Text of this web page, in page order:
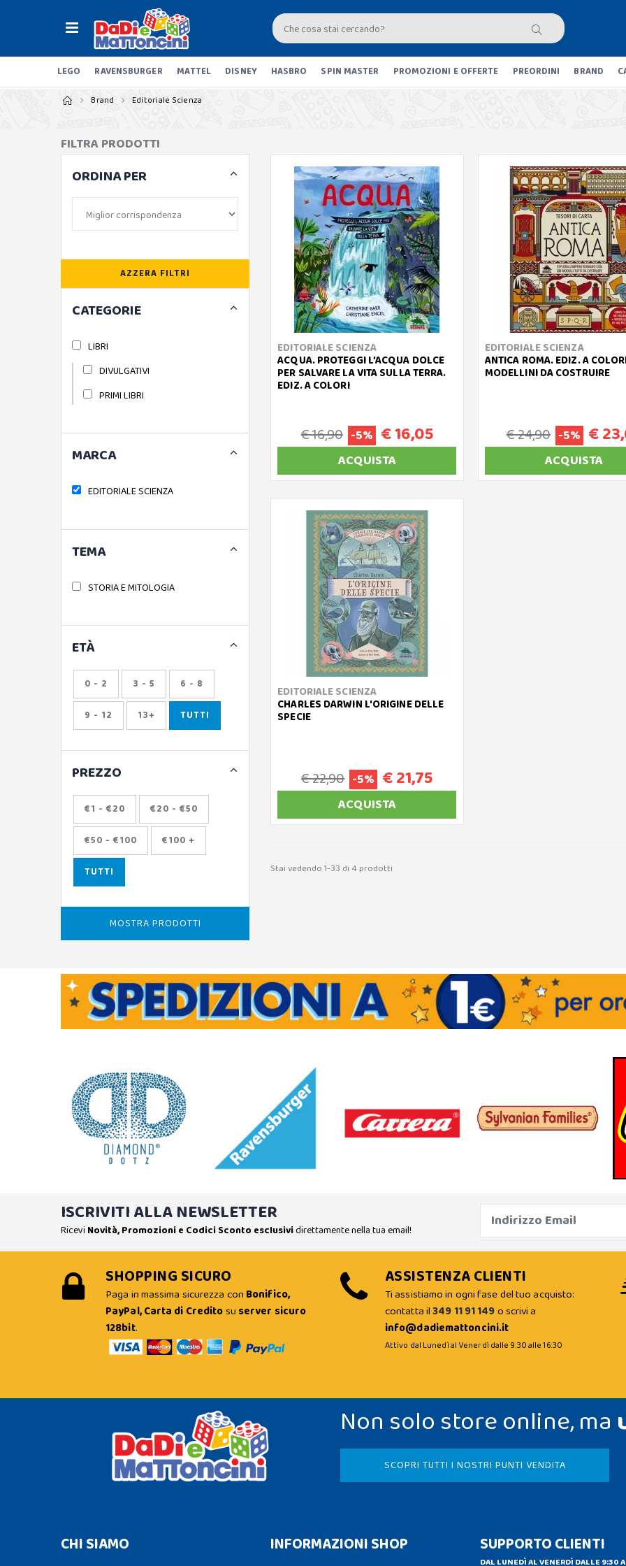
LEGO RAVENSBURGER MATTEL DISNEY HASBRO SPIN MASTER PROMOZIONI E OFFERTE PREORDINI BRAND
Brand Editoriale Scienza
EDITORIALE SCIENZA
ACQUA. PROTEGGI L’ACQUA DOLCE
PER SALVARE LA VITA SULLA TERRA.
EDIZ. A COLORI
€ 16,90 -5% € 16,05
ACQUISTA
EDITORIALE SCIENZA
ANTICA ROMA. EDIZ. A
MODELLINI DA COSTRUIRE
€ 24,90 -5% €
ACQUISTA
EDITORIALE SCIENZA
CHARLES DARWIN L'ORIGINE DELLE
SPECIE
€ 22,90 -5% € 21,75
ACQUISTA
Stai vedendo 1-33 di 4 prodotti
FILTRA PRODOTTI
ORDINA PER
AZZERA FILTRI
CATEGORIE
LIBRI
DIVULGATIVI
PRIMI LIBRI
MARCA
EDITORIALE SCIENZA
TEMA
STORIA E MITOLOGIA
ETÀ
0 - 2 3 - 5 6 - 8
9 - 12 13+ TUTTI
PREZZO
€1 - €20 €20 - €50
€50 - €100 €100 +
TUTTI
MOSTRA PRODOTTI
ISCRIVITI ALLA NEWSLETTER
Ricevi Novità, Promozioni e Codici Sconto esclusividirettamente nella tua email!
SHOPPING SICURO
Paga in massima sicurezza con Bonifico,
PayPal, Carta di Creditosu server sicuro
128bit.
ASSISTENZA CLIENTI
Ti assistiamo in ogni fase del tuo acquisto:
contatta il349 11 91 149o scrivi a
info@dadiemattoncini.it
Attivo dal Lunedì al Venerdì dalle 9:30 alle 16:30
Non solo store online, ma
SCOPRI TUTTI I NOSTRI PUNTI VENDITA
CHI SIAMO INFORMAZIONI SHOP SUPPORTO CLIENTI
DAL LUNEDÌ AL VENERDÌ DALLE 9:30